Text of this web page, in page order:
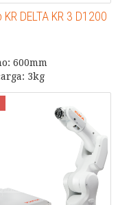
DELTA KR 3 D1200
600mm
3kg